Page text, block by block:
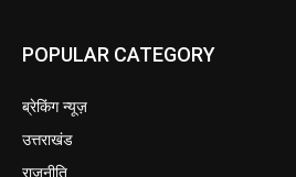
POPULAR CATEGORY
ब्रेकिंग न्यूज़
उत्तराखंड
राजनीति